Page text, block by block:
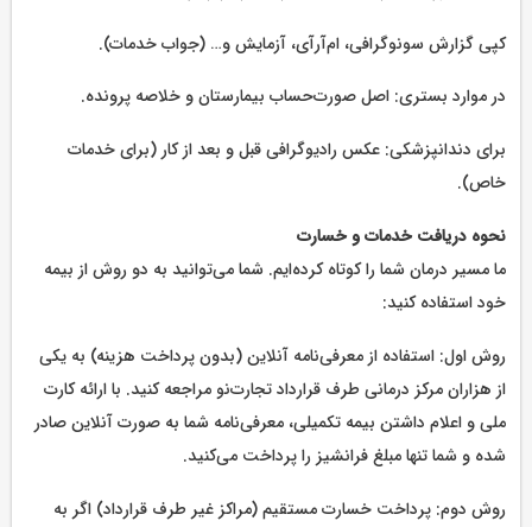
کپی گزارش سونوگرافی، ام‌آر‌آی، آزمایش و… (جواب خدمات).
در موارد بستری: اصل صورت‌حساب بیمارستان و خلاصه پرونده.
برای دندانپزشکی: عکس رادیوگرافی قبل و بعد از کار (برای خدمات
خاص).
نحوه دریافت خدمات و خسارت
ما مسیر درمان شما را کوتاه کرده‌ایم. شما می‌توانید به دو روش از بیمه
خود استفاده کنید:
روش اول: استفاده از معرفی‌نامه آنلاین (بدون پرداخت هزینه) به یکی
از هزاران مرکز درمانی طرف قرارداد تجارت‌نو مراجعه کنید. با ارائه کارت
ملی و اعلام داشتن بیمه تکمیلی، معرفی‌نامه شما به صورت آنلاین صادر
شده و شما تنها مبلغ فرانشیز را پرداخت می‌کنید.
روش دوم: پرداخت خسارت مستقیم (مراکز غیر طرف قرارداد) اگر به